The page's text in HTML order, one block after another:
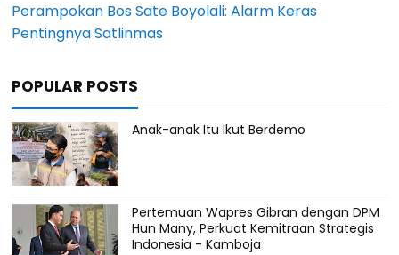
Perampokan Bos Sate Boyolali: Alarm Keras
Pentingnya Satlinmas
POPULAR POSTS
Anak-anak Itu Ikut Berdemo
Pertemuan Wapres Gibran dengan DPM
Hun Many, Perkuat Kemitraan Strategis
Indonesia - Kamboja